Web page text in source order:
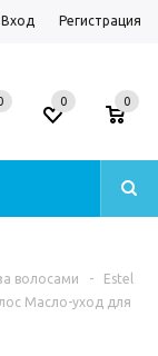
Вход Регистрация
0 0
волосами -
Estel
Масло-уход для